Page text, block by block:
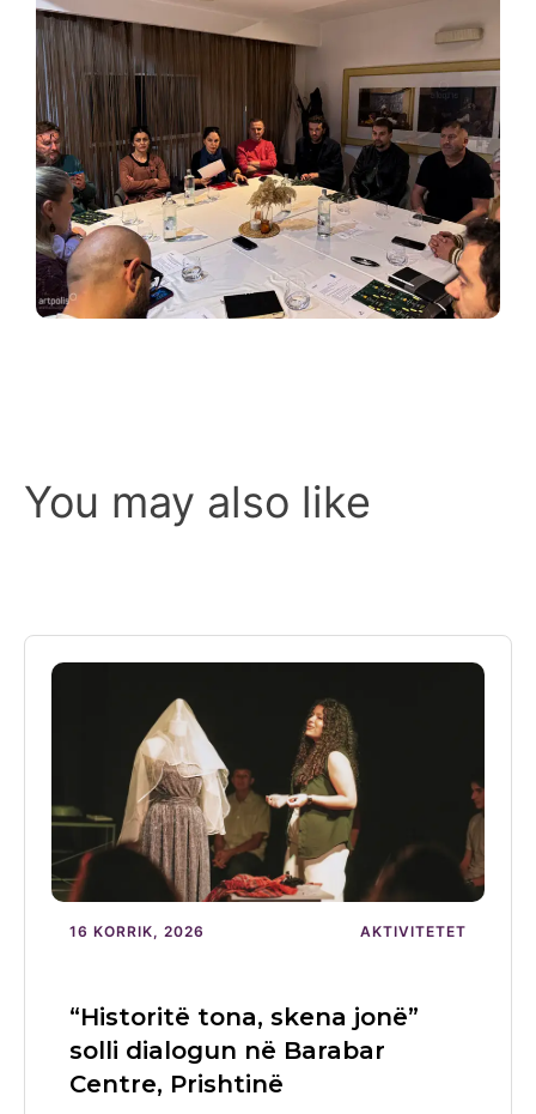
You may also like
16 KORRIK, 2026 AKTIVITETET
“Historitë tona, skena jonë”
solli dialogun në Barabar
Centre, Prishtinë